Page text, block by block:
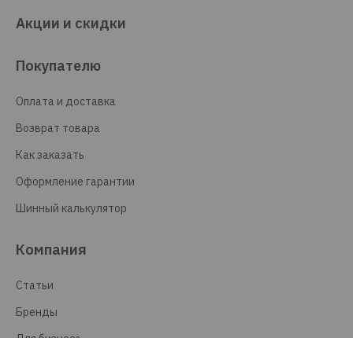
Акции и скидки
Покупателю
Оплата и доставка
Возврат товара
Как заказать
Оформление гарантии
Шинный калькулятор
Компания
Статьи
Бренды